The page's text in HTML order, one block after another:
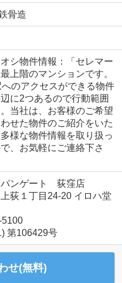
骨造
シ物件情報：「セレマー
上階のマンションです。
のアクセスができる物件
に2つあるので行動範囲
当社は、お客様のご希望
せた物件のご紹介をいた
様な物件情報を取り扱っ
、お気軽にご連絡下さ
パンゲート 荻窪店
荻１丁目24-20 イロハ堂
第106429号
せ(無料)